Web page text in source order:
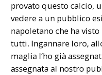
provato questo calcio,
vedere a un pubblico
napoletano che ha
tutti. Ingannare loro,
maglia l’ho già
assegnata al nostro